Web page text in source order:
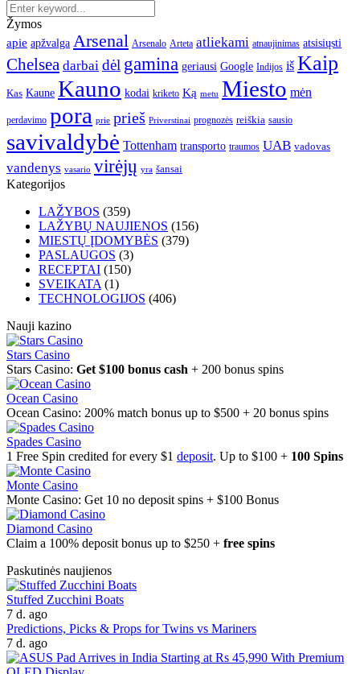
Žymos
apie apžvalga Arsenal Arsenalo Arteta atliekami atnaujinimas atsisiųsti
Chelsea darbai dėl gamina geriausi Google Indijos iš Kaip
Kas Kaune Kauno kodai kriketo Ką metu Miesto mėn
perdavimo pora prie prieš Priverstinai prognozės reiškia sausio
savivaldybė Tottenham transporto traumos UAB vadovas
vandenys vasario virėjų yra šansai
Kategorijos
LAŽYBOS (359)
LAŽYBŲ NAUJIENOS (156)
MIESTŲ ĮDOMYBĖS (379)
PASLAUGOS (3)
RECEPTAI (150)
SVEIKATA (1)
TECHNOLOGIJOS (406)
Nauji kazino
Stars Casino
Stars Casino: Get $100 bonus cash + 200 bonus spins
Ocean Casino
Ocean Casino: 200% match bonus up to $500 + 20 bonus spins
Spades Casino
1 Free Spin credited for every $1 deposit. Up to $100 + 100 Spins
Monte Casino
Monte Casino: Get 10 no deposit spins + $100 Bonus
Diamond Casino
Claim a 100% deposit bonus up to $250 + free spins
Paskutinės naujienos
Stuffed Zucchini Boats
7 d. ago
Predictions, Picks & Props for Twins vs Mariners
7 d. ago